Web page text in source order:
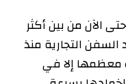
الآن من بين أكثر
السفن التجارية منذ
معظمها إلا في